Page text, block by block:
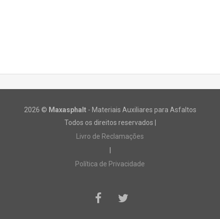
2026 © Maxasphalt- Materiais Auxiliares para Asfaltos
Todos os direitos reservados |
Livro de Reclamações
Política de Privacidade